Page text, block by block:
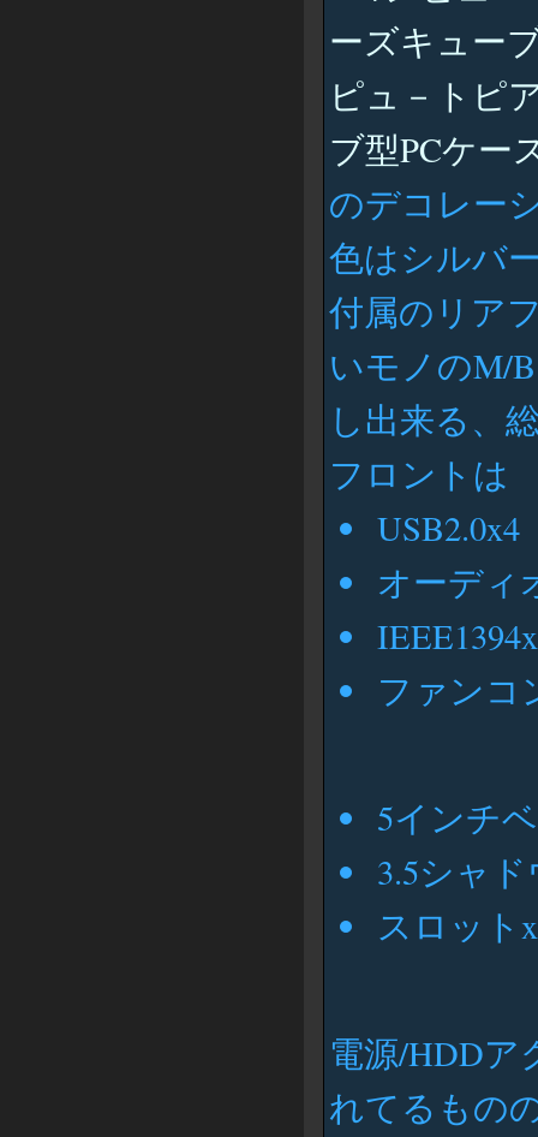
ピュ－トピ
ブ型PCケー
のデコレー
色はシルバ
付属のリア
いモノのM/
し出来る、
フロントは
USB2.0x4
オーディ
ファンコ
5インチ
3.5シャ
スロット
電源/HDDア
れてるもの